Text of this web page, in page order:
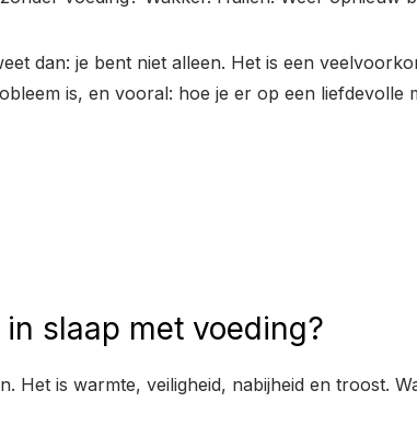
dan: je bent niet alleen. Het is een
is, en vooral: hoe je er op een liefdevolle
slaap met voeding?
Het is warmte, veiligheid, nabijheid en troost.